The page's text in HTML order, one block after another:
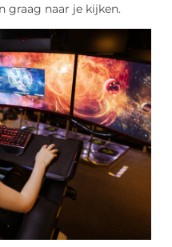
graag naar je kijken.